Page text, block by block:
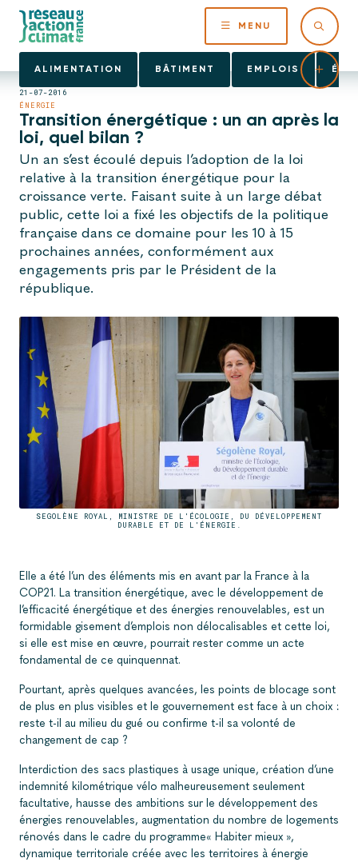
MENU
ALIMENTATION BÂTIMENT EMPLOIS
21-07-2016
ÉNERGIE
Transition énergétique : un an après la
loi, quel bilan ?
Un an s’est écoulé depuis l’adoption de la loi
relative à la transition énergétique pour la
croissance verte. Faisant suite à un large débat
public, cette loi a fixé les objectifs de la politique
française dans ce domaine pour les 10 à 15
prochaines années, conformément aux
engagements pris par le Président de la
république.
SEGOLÈNE ROYAL, MINISTRE DE L'ÉCOLOGIE, DU DÉVELOPPEMENT
DURABLE ET DE L'ÉNERGIE.
Elle a été l’un des éléments mis en avant par la France à la
COP21. La transition énergétique, avec le développement de
l’efficacité énergétique et des énergies renouvelables, est un
formidable gisement d’emplois non délocalisables et cette loi,
si elle est mise en œuvre, pourrait rester comme un acte
fondamental de ce quinquennat.
Pourtant, après quelques avancées, les points de blocage sont
de plus en plus visibles et le gouvernement est face à un choix :
reste t-il au milieu du gué ou confirme t-il sa volonté de
changement de cap ?
Interdiction des sacs plastiques à usage unique, création d’une
indemnité kilométrique vélo malheureusement seulement
facultative, hausse des ambitions sur le développement des
énergies renouvelables, augmentation du nombre de logements
rénovés dans le cadre du programme« Habiter mieux »,
dynamique territoriale créée avec les territoires à énergie